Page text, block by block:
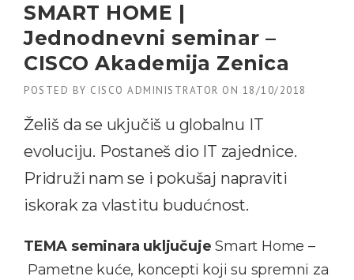
SMART HOME |
Jednodnevni seminar –
CISCO Akademija Zenica
POSTED BY CISCO ADMINISTRATOR ON 18/10/2018
Želiš da se ukjučiš u globalnu IT
evoluciju. Postaneš dio IT zajednice.
Pridruži nam se i pokušaj napraviti
iskorak za vlastitu budućnost.
TEMA seminara uključuje Smart Home –
Pametne kuće, koncepti koji su spremni za